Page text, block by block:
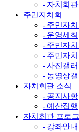
- 자치회
주민자치회
- 주민자치
- 운영세칙
- 주민자
- 주민자
- 사진갤러
- 동영상갤
자치회관 소식
- 공지사항
- 예산집행
자치회관 프로
- 강좌안내